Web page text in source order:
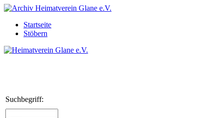
Startseite
Stöbern
Suchbegriff: